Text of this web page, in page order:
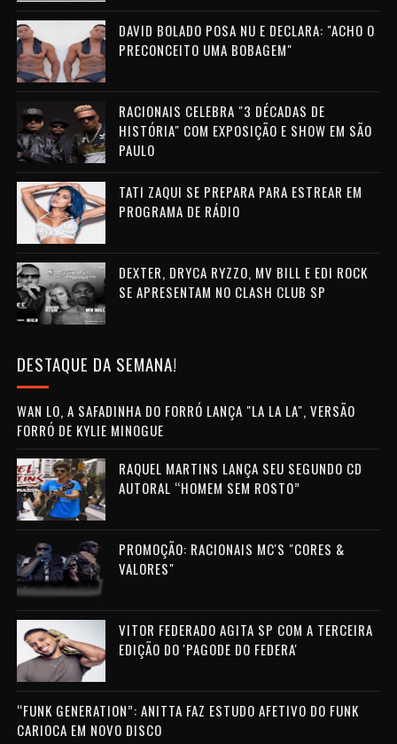
DAVID BOLADO POSA NU E DECLARA: "ACHO O
PRECONCEITO UMA BOBAGEM"
RACIONAIS CELEBRA "3 DÉCADAS DE
HISTÓRIA" COM EXPOSIÇÃO E SHOW EM SÃO
PAULO
TATI ZAQUI SE PREPARA PARA ESTREAR EM
PROGRAMA DE RÁDIO
DEXTER, DRYCA RYZZO, MV BILL E EDI ROCK
SE APRESENTAM NO CLASH CLUB SP
DESTAQUE DA SEMANA!
WAN LO, A SAFADINHA DO FORRÓ LANÇA "LA LA LA", VERSÃO
FORRÓ DE KYLIE MINOGUE
RAQUEL MARTINS LANÇA SEU SEGUNDO CD
AUTORAL “HOMEM SEM ROSTO”
PROMOÇÃO: RACIONAIS MC'S "CORES &
VALORES"
VITOR FEDERADO AGITA SP COM A TERCEIRA
EDIÇÃO DO 'PAGODE DO FEDERA'
“FUNK GENERATION”: ANITTA FAZ ESTUDO AFETIVO DO FUNK
CARIOCA EM NOVO DISCO